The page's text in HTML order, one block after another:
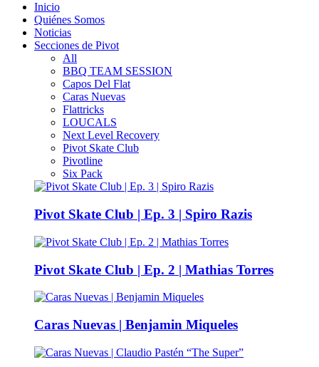
Inicio
Quiénes Somos
Noticias
Secciones de Pivot
All
BBQ TEAM SESSION
Capos Del Flat
Caras Nuevas
Flattricks
LOUCALS
Next Level Recovery
Pivot Skate Club
Pivotline
Six Pack
Pivot Skate Club | Ep. 3 | Spiro Razis
Pivot Skate Club | Ep. 2 | Mathias Torres
Caras Nuevas | Benjamin Miqueles